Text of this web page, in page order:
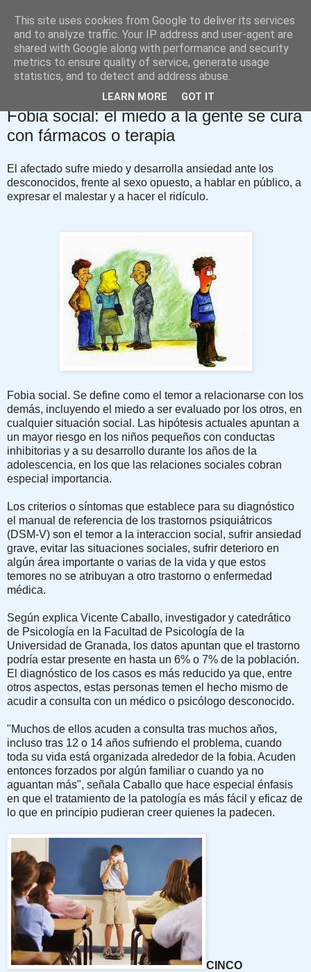
David López Rodríguez
Blog de Psicología
jueves, 20 de noviembre de 2014
Fobia social: el miedo a la gente se cura
con fármacos o terapia
El afectado sufre miedo y desarrolla ansiedad ante los
desconocidos, frente al sexo opuesto, a hablar en público, a
expresar el malestar y a hacer el ridículo.
Fobia social. Se define como el temor a relacionarse con los
demás, incluyendo el miedo a ser evaluado por los otros, en
cualquier situación social. Las hipótesis actuales apuntan a
un mayor riesgo en los niños pequeños con conductas
inhibitorias y a su desarrollo durante los años de la
adolescencia, en los que las relaciones sociales cobran
especial importancia.
Los criterios o síntomas que establece para su diagnóstico
el manual de referencia de los trastornos psiquiátricos
(DSM-V) son el temor a la interaccion social, sufrir ansiedad
grave, evitar las situaciones sociales, sufrir deterioro en
algún área importante o varias de la vida y que estos
temores no se atribuyan a otro trastorno o enfermedad
médica.
Según explica Vicente Caballo, investigador y catedrático
de Psicología en la Facultad de Psicología de la
Universidad de Granada, los datos apuntan que el trastorno
podría estar presente en hasta un 6% o 7% de la población.
El diagnóstico de los casos es más reducido ya que, entre
otros aspectos, estas personas temen el hecho mismo de
acudir a consulta con un médico o psicólogo desconocido.
"Muchos de ellos acuden a consulta tras muchos años,
incluso tras 12 o 14 años sufriendo el problema, cuando
toda su vida está organizada alrededor de la fobia. Acuden
entonces forzados por algún familiar o cuando ya no
aguantan más", señala Caballo que hace especial énfasis
en que el tratamiento de la patología es más fácil y eficaz de
lo que en principio pudieran creer quienes la padecen.
CINCO
This site uses cookies from Google to deliver its services
and to analyze traffic. Your IP address and user-agent are
shared with Google along with performance and security
metrics to ensure quality of service, generate usage
statistics, and to detect and address abuse.
LEARN MORE GOT IT